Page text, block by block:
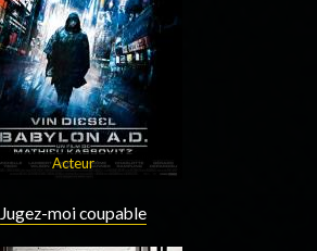
Acteur
Jugez-moi coupable